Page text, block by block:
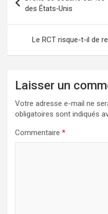
de
l’article
des États‑Unis
Le RCT risque-t-il de
Laisser un
Votre adresse e-mail ne
obligatoires sont indiqués
Commentaire *